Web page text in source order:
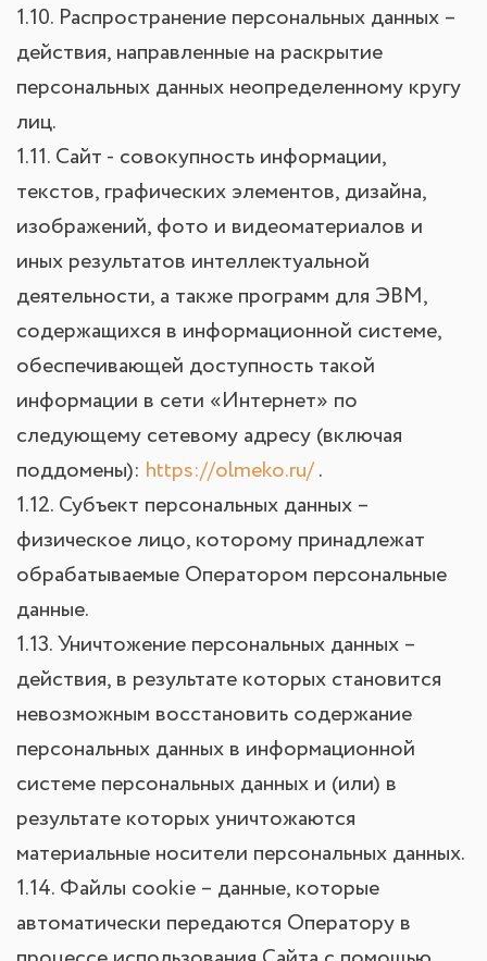
1.10. Распространение персональных данных –
действия, направленные на раскрытие
персональных данных неопределенному кругу
лиц.
1.11. Сайт - совокупность информации,
текстов, графических элементов, дизайна,
изображений, фото и видеоматериалов и
иных результатов интеллектуальной
деятельности, а также программ для ЭВМ,
содержащихся в информационной системе,
обеспечивающей доступность такой
информации в сети «Интернет» по
следующему сетевому адресу (включая
поддомены): https://olmeko.ru/.
1.12. Субъект персональных данных –
физическое лицо, которому принадлежат
обрабатываемые Оператором персональные
данные.
1.13. Уничтожение персональных данных –
действия, в результате которых становится
невозможным восстановить содержание
персональных данных в информационной
системе персональных данных и (или) в
результате которых уничтожаются
материальные носители персональных данных.
1.14. Файлы cookie – данные, которые
автоматически передаются Оператору в